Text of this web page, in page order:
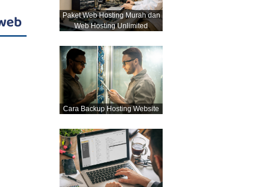
Paket Web Hosting Murah dan
Web Hosting Unlimited
Cara Backup Hosting Website